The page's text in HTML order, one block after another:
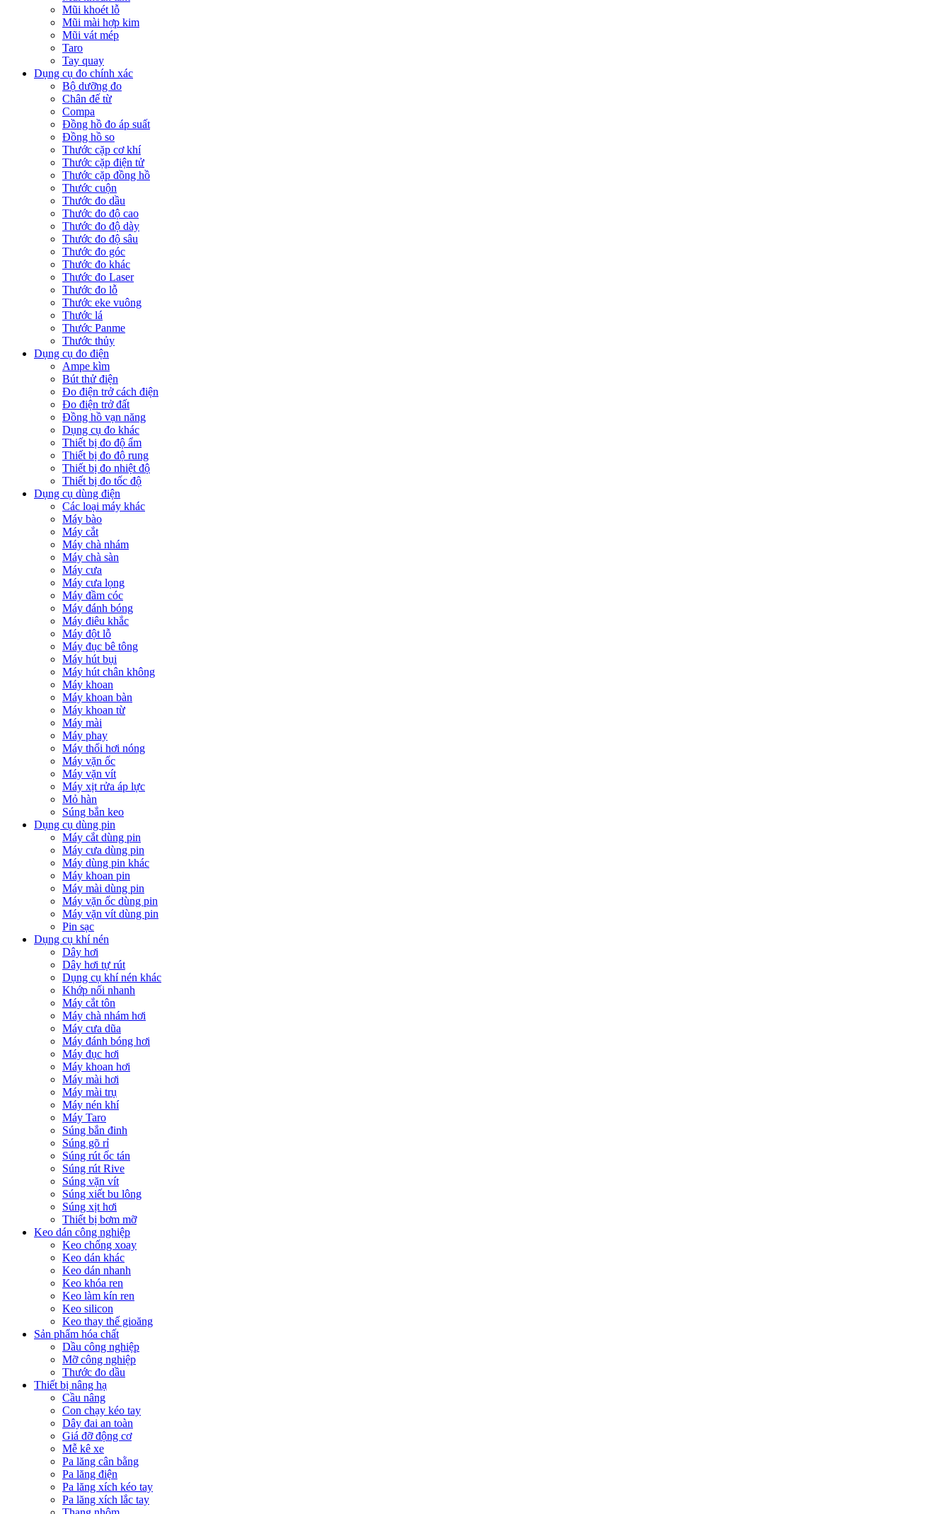
Mũi khoét lỗ
Mũi mài hợp kim
Mũi vát mép
Taro
Tay quay
Dụng cụ đo chính xác
Bộ dưỡng đo
Chân đế từ
Compa
Đồng hồ đo áp suất
Đồng hồ so
Thước cặp cơ khí
Thước cặp điện tử
Thước cặp đồng hồ
Thước cuộn
Thước đo dầu
Thước đo độ cao
Thước đo độ dày
Thước đo độ sâu
Thước đo góc
Thước đo khác
Thước đo Laser
Thước đo lỗ
Thước eke vuông
Thước lá
Thước Panme
Thước thủy
Dụng cụ đo điện
Ampe kìm
Bút thử điện
Đo điện trở cách điện
Đo điện trở đất
Đồng hồ vạn năng
Dụng cụ đo khác
Thiết bị đo độ ẩm
Thiết bị đo độ rung
Thiết bị đo nhiệt độ
Thiết bị đo tốc độ
Dụng cụ dùng điện
Các loại máy khác
Máy bào
Máy cắt
Máy chà nhám
Máy chà sàn
Máy cưa
Máy cưa lọng
Máy đầm cóc
Máy đánh bóng
Máy điêu khắc
Máy đột lỗ
Máy đục bê tông
Máy hút bụi
Máy hút chân không
Máy khoan
Máy khoan bàn
Máy khoan từ
Máy mài
Máy phay
Máy thổi hơi nóng
Máy vặn ốc
Máy vặn vít
Máy xịt rửa áp lực
Mỏ hàn
Súng bắn keo
Dụng cụ dùng pin
Máy cắt dùng pin
Máy cưa dùng pin
Máy dùng pin khác
Máy khoan pin
Máy mài dùng pin
Máy vặn ốc dùng pin
Máy vặn vít dùng pin
Pin sạc
Dụng cụ khí nén
Dây hơi
Dây hơi tự rút
Dụng cụ khí nén khác
Khớp nối nhanh
Máy cắt tôn
Máy chà nhám hơi
Máy cưa dũa
Máy đánh bóng hơi
Máy đục hơi
Máy khoan hơi
Máy mài hơi
Máy mài trụ
Máy nén khí
Máy Taro
Súng bắn đinh
Súng gõ rỉ
Súng rút ốc tán
Súng rút Rive
Súng vặn vít
Súng xiết bu lông
Súng xịt hơi
Thiết bị bơm mỡ
Keo dán công nghiệp
Keo chống xoay
Keo dán khác
Keo dán nhanh
Keo khóa ren
Keo làm kín ren
Keo silicon
Keo thay thế gioăng
Sản phẩm hóa chất
Dầu công nghiệp
Mỡ công nghiệp
Thước đo dầu
Thiết bị nâng hạ
Cầu nâng
Con chạy kéo tay
Dây đai an toàn
Giá đỡ động cơ
Mễ kê xe
Pa lăng cân bằng
Pa lăng điện
Pa lăng xích kéo tay
Pa lăng xích lắc tay